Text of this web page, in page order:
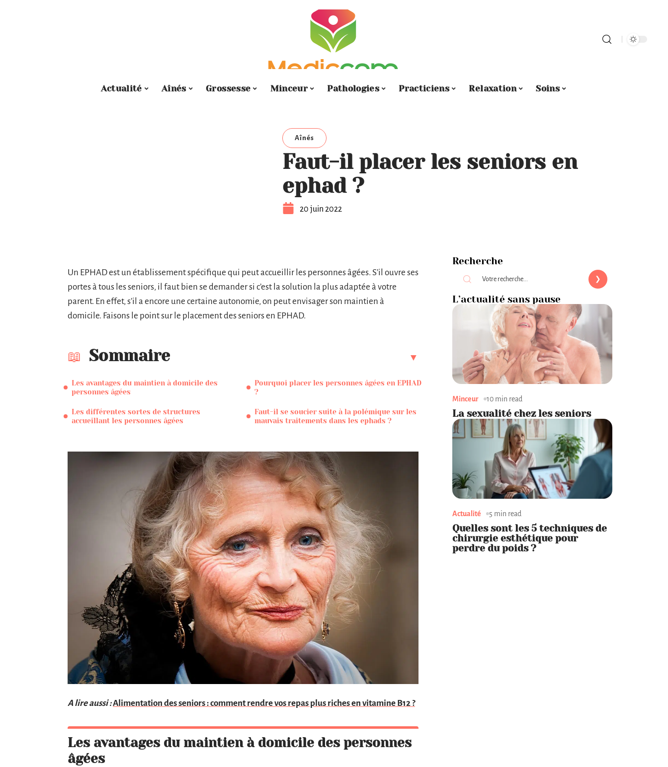
Actualité Aînés Grossesse Minceur Pathologies Practiciens Relaxation Soins
Aînés
Faut-il placer les seniors en
ephad ?
20 juin 2022
Un EPHAD est un établissement spécifique qui peut accueillir les personnes âgées. S’il ouvre ses
portes à tous les seniors, il faut bien se demander si c’est la solution la plus adaptée à votre
parent. En effet, s’il a encore une certaine autonomie, on peut envisager son maintien à
domicile. Faisons le point sur le placement des seniors en EPHAD.
Sommaire
Les avantages du maintien à domicile des
personnes âgées
Pourquoi placer les personnes âgées en EPHAD
?
Les différentes sortes de structures
accueillant les personnes âgées
Faut-il se soucier suite à la polémique sur les
mauvais traitements dans les ephads ?
A lire aussi :Alimentation des seniors : comment rendre vos repas plus riches en vitamine B12 ?
Les avantages du maintien à domicile des personnes
âgées
Recherche
L’actualité sans pause
Minceur 10 min read
La sexualité chez les seniors
Actualité 5 min read
Quelles sont les 5 techniques de
chirurgie esthétique pour
perdre du poids ?